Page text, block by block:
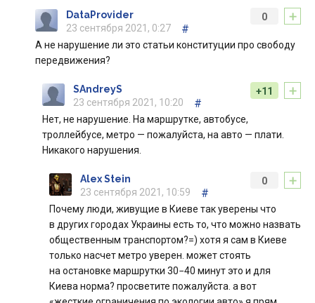
+
0
DataProvider
23 сентября 2021, 0:27
#
А не нарушение ли это статьи конституции про свободу
передвижения?
+
+11
SAndreyS
23 сентября 2021, 10:20
#
Нет, не нарушение. На маршрутке, автобусе,
троллейбусе, метро — пожалуйста, на авто — плати.
Никакого нарушения.
+
0
Alex Stein
23 сентября 2021, 10:59
#
Почему люди, живущие в Киеве так уверены что
в других городах Украины есть то, что можно назвать
общественным транспортом?=) хотя я сам в Киеве
только насчет метро уверен. может стоять
на остановке маршрутки 30−40 минут это и для
Киева норма? просветите пожалуйста. а вот